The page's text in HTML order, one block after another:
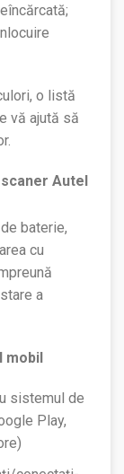
o listă
vă ajută să
Autel
baterie,
cu
a
mobil
sistemul de
Play,